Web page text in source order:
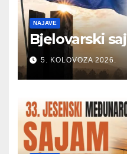
NAJAVE
Bjelovarski
5. KOLOVOZA 2026.